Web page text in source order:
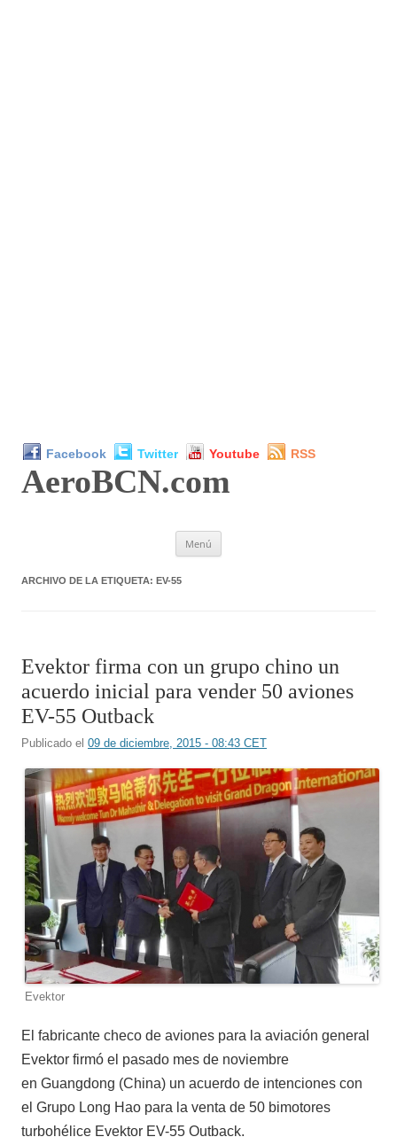
Facebook Twitter Youtube RSS
AeroBCN.com
Menú
ARCHIVO DE LA ETIQUETA: EV-55
Evektor firma con un grupo chino un
acuerdo inicial para vender 50 aviones
EV-55 Outback
Publicado el 09 de diciembre, 2015 - 08:43 CET
Evektor
El fabricante checo de aviones para la aviación general
Evektor firmó el pasado mes de noviembre
en Guangdong (China) un acuerdo de intenciones con
el Grupo Long Hao para la venta de 50 bimotores
turbohélice Evektor EV-55 Outback.